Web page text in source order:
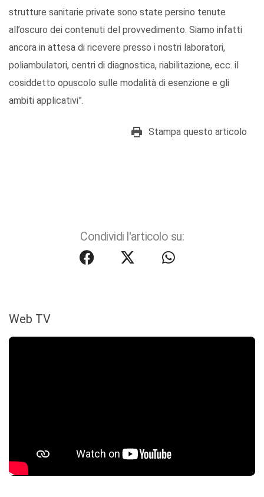
strutture sanitarie private sono state persino tenute
all’oscuro dei contenuti del provvedimento. Siamo infatti
ancora in attesa di ricevere presso i nostri laboratori,
poliambulatori, centri di diagnostica, riabilitazione, ecc. il
cosiddetto opuscolo sulle modalità di esenzione e gli
ambiti applicativi”.
Stampa questo articolo
Condividi l'articolo su:
Web TV